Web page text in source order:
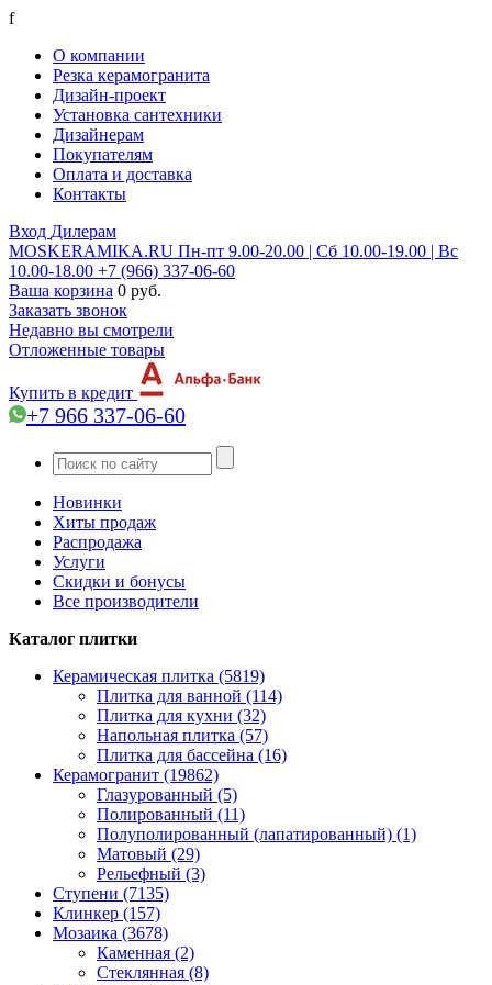
f
О компании
Резка керамогранита
Дизайн-проект
Установка сантехники
Дизайнерам
Покупателям
Оплата и доставка
Контакты
Вход Дилерам
MOSKERAMIKA.RU Пн-пт 9.00-20.00 | Сб 10.00-19.00 | Вс
10.00-18.00 +7 (966) 337-06-60
Ваша корзина 0 руб.
Заказать звонок
Недавно вы смотрели
Отложенные товары
Купить в кредит
+7 966 337-06-60
Новинки
Хиты продаж
Распродажа
Услуги
Скидки и бонусы
Все производители
Каталог плитки
Керамическая плитка (5819)
Плитка для ванной (114)
Плитка для кухни (32)
Напольная плитка (57)
Плитка для бассейна (16)
Керамогранит (19862)
Глазурованный (5)
Полированный (11)
Полуполированный (лапатированный) (1)
Матовый (29)
Рельефный (3)
Ступени (7135)
Клинкер (157)
Мозаика (3678)
Каменная (2)
Стеклянная (8)